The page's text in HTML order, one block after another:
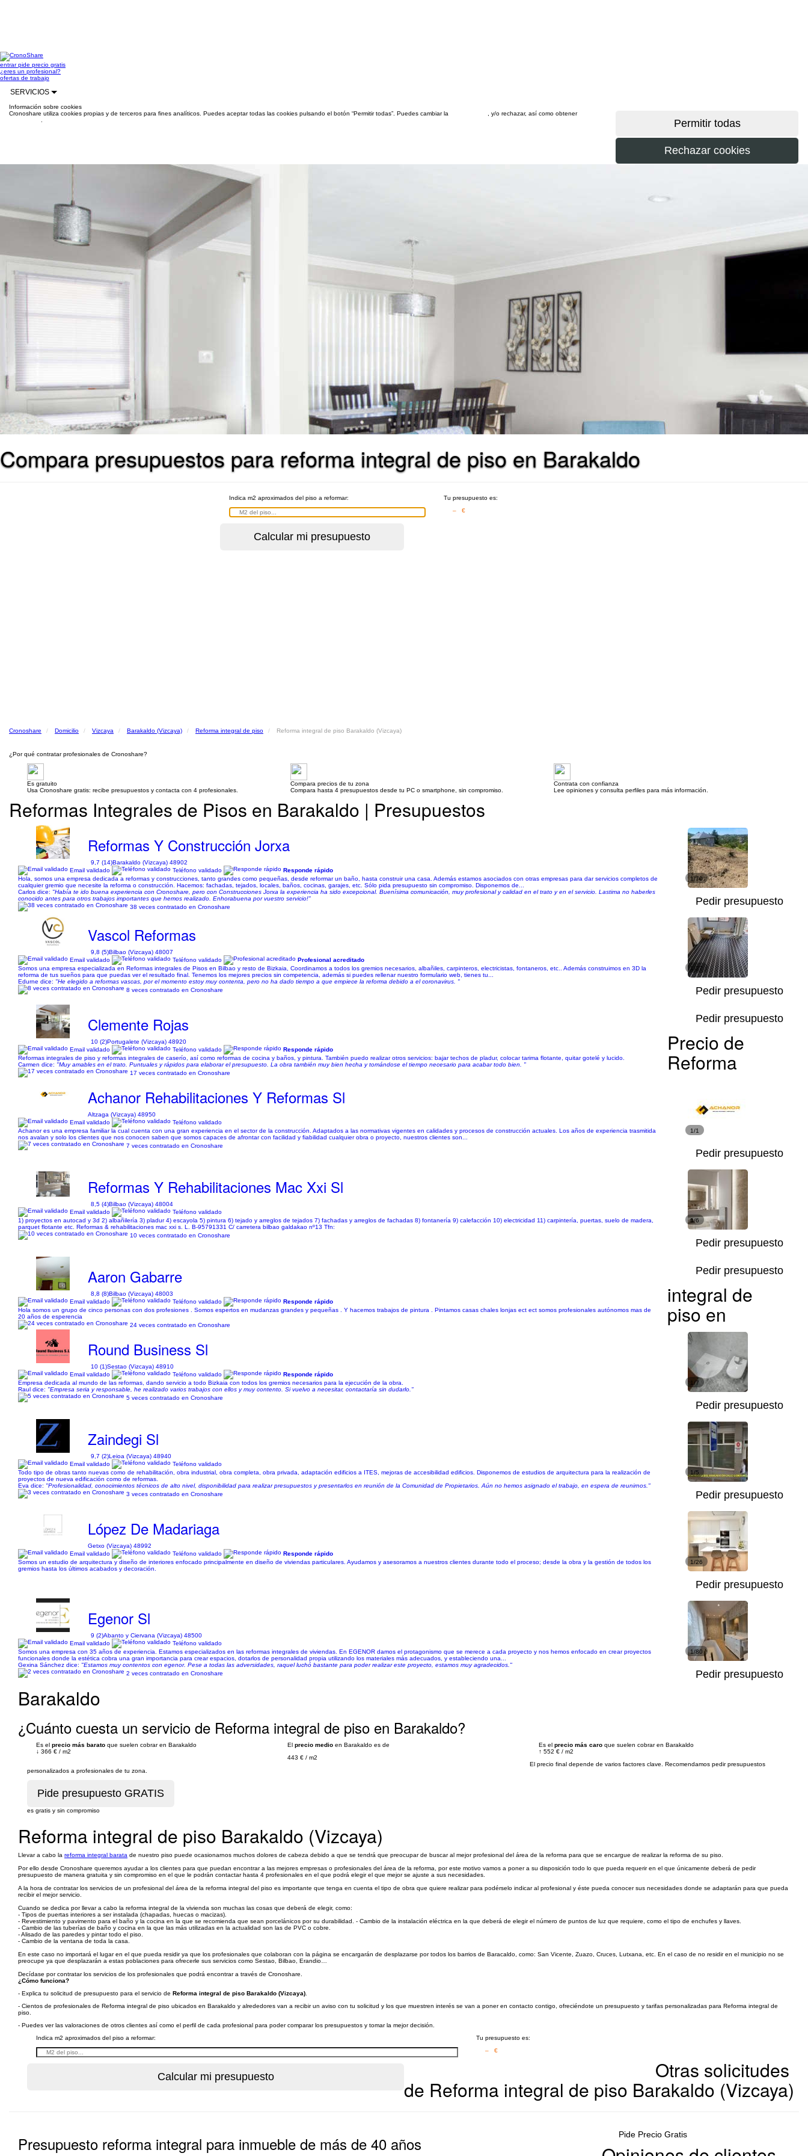
entrarpide precio gratis
¿eres un profesional?
ofertas de trabajo
SERVICIOS
Información sobre cookies
Cronoshare utiliza cookies propias y de terceros para fines analíticos. Puedes aceptar todas las cookies pulsando el botón “Permitir todas”. Puedes cambiar la
, y/o rechazar, así como obtener
Compara presupuestos para reforma integral de piso en Barakaldo
Indica m2 aproximados del piso a reformar:
Tu presupuesto es:
– €
Cronoshare Domicilio Vizcaya Barakaldo (Vizcaya) Reforma integral de piso Reforma integral de piso Barakaldo (Vizcaya)
¿Por qué contratar profesionales de Cronoshare?
Es gratuito
Usa Cronoshare gratis: recibe presupuestos y contacta con 4 profesionales.
Compara precios de tu zona
Compara hasta 4 presupuestos desde tu PC o smartphone, sin compromiso.
Contrata con confianza
Lee opiniones y consulta perfiles para más información.
Reformas Integrales de Pisos en Barakaldo | Presupuestos
Reformas Y Construcción Jorxa
9,7 (14)Barakaldo (Vizcaya) 48902
Email validado
Teléfono validado
Responde rápido
Hola, somos una empresa dedicada a reformas y construcciones, tanto grandes como pequeñas, desde reformar un baño, hasta construir una casa. Además estamos asociados con otras empresas para dar servicios completos de
cualquier gremio que necesite la reforma o construcción. Hacemos: fachadas, tejados, locales, baños, cocinas, garajes, etc. Sólo pida presupuesto sin compromiso. Disponemos de...
Carlos dice: "Había te ido buena experiencia con Cronoshare, pero con Construcciones Jorxa la experiencia ha sido excepcional. Buenísima comunicación, muy profesional y calidad en el trato y en el servicio. Lastima no haberles
conocido antes para otros trabajos importantes que hemos realizado. Enhorabuena por vuestro servicio!"
38 veces contratado en Cronoshare
1/70
Pedir presupuesto
Vascol Reformas
9,8 (5)Bilbao (Vizcaya) 48007
Email validado
Teléfono validado
Profesional acreditado
Somos una empresa especializada en Reformas integrales de Pisos en Bilbao y resto de Bizkaia, Coordinamos a todos los gremios necesarios, albañiles, carpinteros, electricistas, fontaneros, etc.. Además construimos en 3D la
reforma de tus sueños para que puedas ver el resultado final. Tenemos los mejores precios sin competencia, además si puedes rellenar nuestro formulario web, tienes tu...
Edurne dice: "He elegido a reformas vascas, por el momento estoy muy contenta, pero no ha dado tiempo a que empiece la reforma debido a el coronavirus. "
8 veces contratado en Cronoshare
1/27
Pedir presupuesto
Clemente Rojas
10 (2)Portugalete (Vizcaya) 48920
Email validado
Teléfono validado
Responde rápido
Reformas integrales de piso y reformas integrales de caserío, así como reformas de cocina y baños, y pintura. También puedo realizar otros servicios: bajar techos de pladur, colocar tarima flotante, quitar gotelé y lucido.
Carmen dice: "Muy amables en el trato. Puntuales y rápidos para elaborar el presupuesto. La obra también muy bien hecha y tomándose el tiempo necesario para acabar todo bien. "
17 veces contratado en Cronoshare
Pedir presupuesto
Achanor Rehabilitaciones Y Reformas Sl
Altzaga (Vizcaya) 48950
Email validado
Teléfono validado
Achanor es una empresa familiar la cual cuenta con una gran experiencia en el sector de la construcción. Adaptados a las normativas vigentes en calidades y procesos de construcción actuales. Los años de experiencia trasmitida
nos avalan y solo los clientes que nos conocen saben que somos capaces de afrontar con facilidad y fiabilidad cualquier obra o proyecto, nuestros clientes son...
7 veces contratado en Cronoshare
1/1
Pedir presupuesto
Reformas Y Rehabilitaciones Mac Xxi Sl
8,5 (4)Bilbao (Vizcaya) 48004
Email validado
Teléfono validado
1) proyectos en autocad y 3d 2) albañilería 3) pladur 4) escayola 5) pintura 6) tejado y arreglos de tejados 7) fachadas y arreglos de fachadas 8) fontanería 9) calefacción 10) electricidad 11) carpintería, puertas, suelo de madera,
parquet flotante etc. Reformas & rehabilitaciones mac xxi s. L. B-95791331 C/ carretera bilbao galdakao nº13 Tfn:
10 veces contratado en Cronoshare
1/6
Pedir presupuesto
Aaron Gabarre
8,8 (8)Bilbao (Vizcaya) 48003
Email validado
Teléfono validado
Responde rápido
Hola somos un grupo de cinco personas con dos profesiones . Somos espertos en mudanzas grandes y pequeñas . Y hacemos trabajos de pintura . Pintamos casas chales lonjas ect ect somos profesionales autónomos mas de
20 años de esperencia
24 veces contratado en Cronoshare
Pedir presupuesto
Round Business Sl
10 (1)Sestao (Vizcaya) 48910
Email validado
Teléfono validado
Responde rápido
Empresa dedicada al mundo de las reformas, dando servicio a todo Bizkaia con todos los gremios necesarios para la ejecución de la obra.
Raul dice: "Empresa seria y responsable, he realizado varios trabajos con ellos y muy contento. Si vuelvo a necesitar, contactaría sin dudarlo."
5 veces contratado en Cronoshare
1/7
Pedir presupuesto
Zaindegi Sl
9,7 (2)Leioa (Vizcaya) 48940
Email validado
Teléfono validado
Todo tipo de obras tanto nuevas como de rehabilitación, obra industrial, obra completa, obra privada, adaptación edificios a ITES, mejoras de accesibilidad edificios. Disponemos de estudios de arquitectura para la realización de
proyectos de nueva edificación como de reformas.
Eva dice: "Profesionalidad, conocimientos técnicos de alto nivel, disponibilidad para realizar presupuestos y presentarlos en reunión de la Comunidad de Propietarios. Aún no hemos asignado el trabajo, en espera de reunirnos."
3 veces contratado en Cronoshare
1/5
Pedir presupuesto
López De Madariaga
Getxo (Vizcaya) 48992
Email validado
Teléfono validado
Responde rápido
Somos un estudio de arquitectura y diseño de interiores enfocado principalmente en diseño de viviendas particulares. Ayudamos y asesoramos a nuestros clientes durante todo el proceso; desde la obra y la gestión de todos los
gremios hasta los últimos acabados y decoración.
1/26
Pedir presupuesto
Egenor Sl
9 (2)Abanto y Ciervana (Vizcaya) 48500
Email validado
Teléfono validado
Somos una empresa con 35 años de experiencia. Estamos especializados en las reformas integrales de viviendas. En EGENOR damos el protagonismo que se merece a cada proyecto y nos hemos enfocado en crear proyectos
funcionales donde la estética cobra una gran importancia para crear espacios, dotarlos de personalidad propia utilizando los materiales más adecuados, y estableciendo una...
Gexina Sánchez dice: "Estamos muy contentos con egenor. Pese a todas las adversidades, raquel luchó bastante para poder realizar este proyecto, estamos muy agradecidos."
2 veces contratado en Cronoshare
1/80
Pedir presupuesto
Precio de
Reforma
integral de
piso en
Barakaldo
¿Cuánto cuesta un servicio de Reforma integral de piso en Barakaldo?
Es el precio más barato que suelen cobrar en Barakaldo
↓ 366 € / m2
El precio medio en Barakaldo es de
443 € / m2
Es el precio más caro que suelen cobrar en Barakaldo
↑ 552 € / m2
El precio final depende de varios factores clave. Recomendamos pedir presupuestos
personalizados a profesionales de tu zona.
es gratis y sin compromiso
Reforma integral de piso Barakaldo (Vizcaya)
Llevar a cabo la reforma integral barata de nuestro piso puede ocasionarnos muchos dolores de cabeza debido a que se tendrá que preocupar de buscar al mejor profesional del área de la reforma para que se encargue de realizar la reforma de su piso.
Por ello desde Cronoshare queremos ayudar a los clientes para que puedan encontrar a las mejores empresas o profesionales del área de la reforma, por este motivo vamos a poner a su disposición todo lo que pueda requerir en el que únicamente deberá de pedir
presupuesto de manera gratuita y sin compromiso en el que le podrán contactar hasta 4 profesionales en el que podrá elegir el que mejor se ajuste a sus necesidades.
A la hora de contratar los servicios de un profesional del área de la reforma integral del piso es importante que tenga en cuenta el tipo de obra que quiere realizar para podérselo indicar al profesional y éste pueda conocer sus necesidades donde se adaptarán para que pueda
recibir el mejor servicio.
Cuando se dedica por llevar a cabo la reforma integral de la vivienda son muchas las cosas que deberá de elegir, como:
- Tipos de puertas interiores a ser instalada (chapadas, huecas o macizas).
- Revestimiento y pavimento para el baño y la cocina en la que se recomienda que sean porcelánicos por su durabilidad. - Cambio de la instalación eléctrica en la que deberá de elegir el número de puntos de luz que requiere, como el tipo de enchufes y llaves.
- Cambio de las tuberías de baño y cocina en la que las más utilizadas en la actualidad son las de PVC o cobre.
- Alisado de las paredes y pintar todo el piso.
- Cambio de la ventana de toda la casa.
En este caso no importará el lugar en el que pueda residir ya que los profesionales que colaboran con la página se encargarán de desplazarse por todos los barrios de Baracaldo, como: San Vicente, Zuazo, Cruces, Lutxana, etc. En el caso de no residir en el municipio no se
preocupe ya que desplazarán a estas poblaciones para ofrecerle sus servicios como Sestao, Bilbao, Erandio…
Decídase por contratar los servicios de los profesionales que podrá encontrar a través de Cronoshare.
¿Cómo funciona?
- Explica tu solicitud de presupuesto para el servicio de Reforma integral de piso Barakaldo (Vizcaya)
- Cientos de profesionales de Reforma integral de piso ubicados en Barakaldo y alrededores van a recibir un aviso con tu solicitud y los que muestren interés se van a poner en contacto contigo, ofreciéndote un presupuesto y tarifas personalizadas para Reforma integral de
piso.
- Puedes ver las valoraciones de otros clientes así como el perfil de cada profesional para poder comparar los presupuestos y tomar la mejor decisión.
Indica m2 aproximados del piso a reformar:
Tu presupuesto es:
– €
Otras solicitudes
de Reforma integral de piso Barakaldo (Vizcaya)
Presupuesto reforma integral para inmueble de más de 40 años Pide Precio Gratis